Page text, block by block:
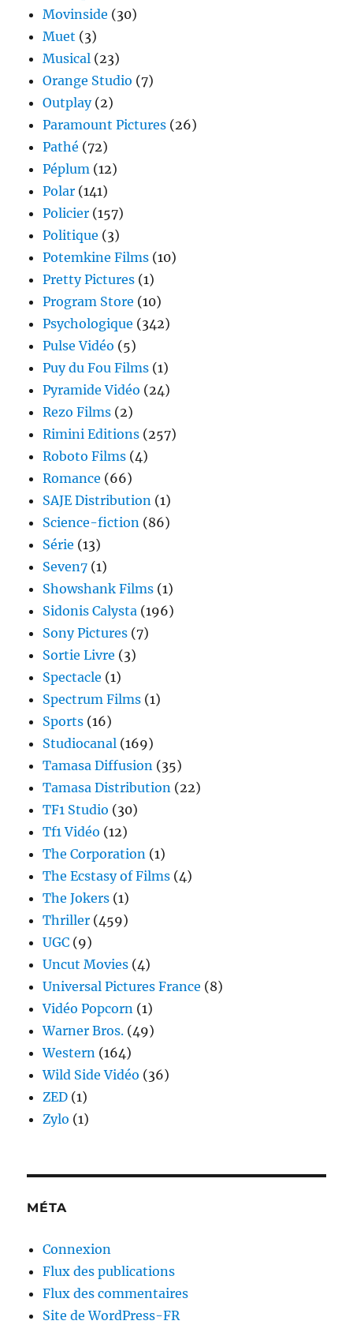
Movinside (30)
Muet (3)
Musical (23)
Orange Studio (7)
Outplay(2)
Paramount Pictures (26)
Pathé (72)
Péplum (12)
Polar (141)
Policier (157)
Politique (3)
Potemkine Films (10)
Pretty Pictures (1)
Program Store (10)
Psychologique (342)
Pulse Vidéo (5)
Puy du Fou Films (1)
Pyramide Vidéo (24)
Rezo Films (2)
Rimini Editions (257)
Roboto Films (4)
Romance (66)
SAJE Distribution (1)
Science-fiction (86)
Série (13)
Seven7 (1)
Showshank Films (1)
Sidonis Calysta (196)
Sony Pictures (7)
Sortie Livre (3)
Spectacle (1)
Spectrum Films (1)
Sports (16)
Studiocanal (169)
Tamasa Diffusion (35)
Tamasa Distribution (22)
TF1 Studio (30)
Tf1 Vidéo (12)
The Corporation (1)
The Ecstasy of Films (4)
The Jokers (1)
Thriller (459)
UGC (9)
Uncut Movies (4)
Universal Pictures France (8)
Vidéo Popcorn (1)
Warner Bros. (49)
Western (164)
Wild Side Vidéo (36)
ZED (1)
Zylo (1)
MÉTA
Connexion
Flux des publications
Flux des commentaires
Site de WordPress-FR